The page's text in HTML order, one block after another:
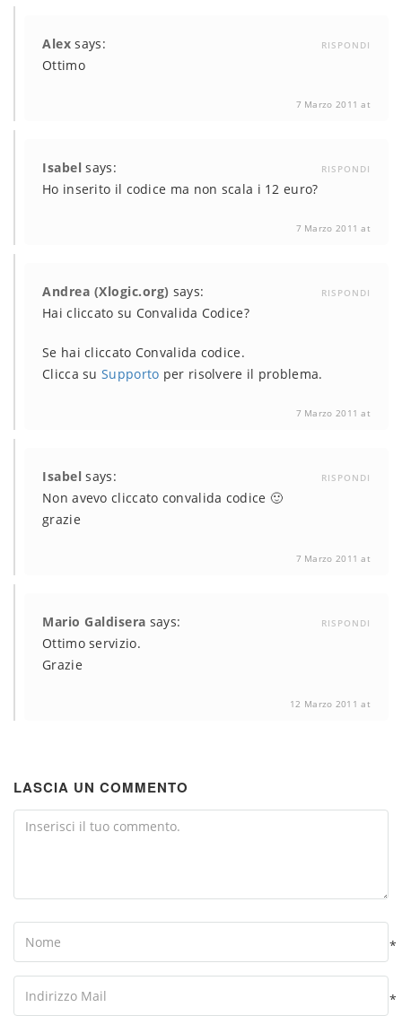
Alex says: RISPONDI
Ottimo
7 Marzo 2011 at
Isabel says: RISPONDI
Ho inserito il codice ma non scala i 12 euro?
7 Marzo 2011 at
Andrea (Xlogic.org) says: RISPONDI
Hai cliccato su Convalida Codice?
Se hai cliccato Convalida codice.
Clicca su Supporto per risolvere il problema.
7 Marzo 2011 at
Isabel says: RISPONDI
Non avevo cliccato convalida codice 🙂
grazie
7 Marzo 2011 at
Mario Galdisera says: RISPONDI
Ottimo servizio.
Grazie
12 Marzo 2011 at
LASCIA UN COMMENTO
Comment
*
Your
Email
*